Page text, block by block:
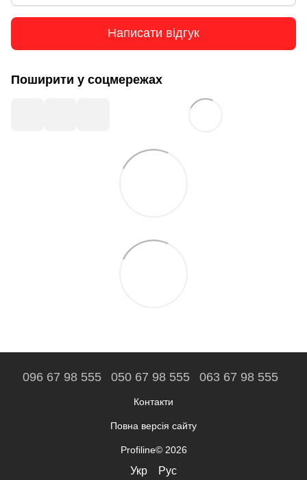
Написати відгук
Поширити у соцмережах
096 67 98 555 050 67 98 555 063 67 98 555
Контакти
Повна версія сайту
Profiline© 2026
Укр Рус